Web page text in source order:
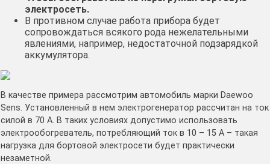
электросеть.
В противном случае работа прибора будет
сопровождаться всякого рода нежелательными
явлениями, например, недостаточной подзарядкой
аккумулятора.
В качестве примера рассмотрим автомобиль марки Daewoo
Sens. Установленный в нем электрогенератор рассчитан на ток
силой в 70 А. В таких условиях допустимо использовать
электрообогреватель, потребляющий ток в 10 – 15 А – такая
нагрузка для бортовой электросети будет практически
незаметной.